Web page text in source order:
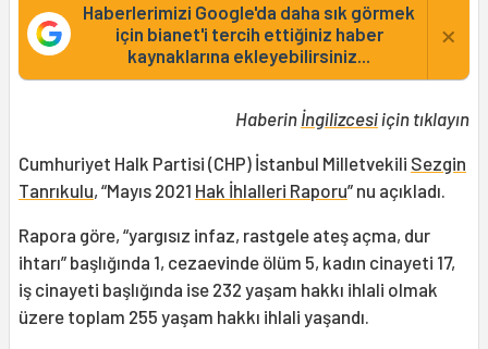
Haberlerimizi Google'da daha sık görmek
için bianet'i tercih ettiğiniz haber
kaynaklarına ekleyebilirsiniz...
×
Haberin İngilizcesiiçin tıklayın
Cumhuriyet Halk Partisi (CHP) İstanbul Milletvekili Sezgin
Tanrıkulu, “Mayıs 2021 Hak İhlalleri Raporu” nu açıkladı.
Rapora göre, “yargısız infaz, rastgele ateş açma, dur
ihtarı” başlığında 1, cezaevinde ölüm 5, kadın cinayeti 17,
iş cinayeti başlığında ise 232 yaşam hakkı ihlali olmak
üzere toplam 255 yaşam hakkı ihlali yaşandı.